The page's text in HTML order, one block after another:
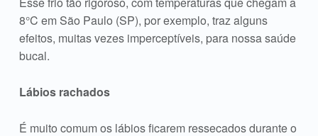
8°C em São Paulo (SP), por exemplo, traz alguns
efeitos, muitas vezes imperceptíveis, para nossa saúde
bucal.
Lábios rachados
É muito comum os lábios ficarem ressecados durante o